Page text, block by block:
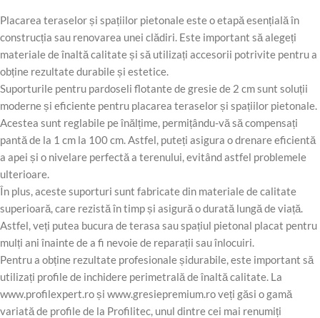
Placarea teraselor și spațiilor pietonale este o etapă esențială în
construcția sau renovarea unei clădiri. Este important să alegeți
materiale de înaltă calitate și să utilizați accesorii potrivite pentru a
obține rezultate durabile și estetice.
Suporturile pentru pardoseli flotante de gresie de 2 cm sunt soluții
moderne și eficiente pentru placarea teraselor și spațiilor pietonale.
Acestea sunt reglabile pe înălțime, permițându-vă să compensați
pantă de la 1 cm la 100 cm. Astfel, puteți asigura o drenare eficientă
a apei și o nivelare perfectă a terenului, evitând astfel problemele
ulterioare.
În plus, aceste suporturi sunt fabricate din materiale de calitate
superioară, care rezistă în timp și asigură o durată lungă de viață.
Astfel, veți putea bucura de terasa sau spațiul pietonal placat pentru
mulți ani înainte de a fi nevoie de reparații sau înlocuiri.
Pentru a obține rezultate profesionale șidurabile, este important să
utilizați profile de inchidere perimetrală de înaltă calitate. La
www.profilexpert.ro și www.gresiepremium.ro veți găsi o gamă
variată de profile de la Profilitec, unul dintre cei mai renumiți